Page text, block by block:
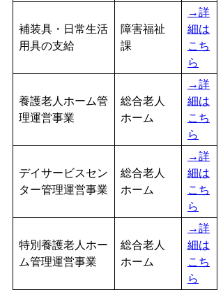
補装具・日常生活
用具の支給
障害福祉
課
→詳
細は
こち
ら
養護老人ホーム管
理運営事業
総合老人
ホーム
→詳
細は
こち
ら
デイサービスセン
ター管理運営事業
総合老人
ホーム
→詳
細は
こち
ら
特別養護老人ホー
ム管理運営事業
総合老人
ホーム
→詳
細は
こち
ら